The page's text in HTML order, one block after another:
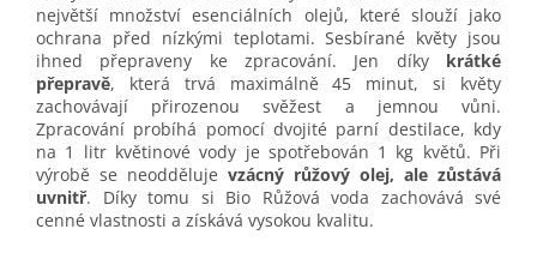
největší množství esenciálních olejů, které slouží jako
ochrana před nízkými teplotami. Sesbírané květy jsou
ihned přepraveny ke zpracování. Jen díky krátké
přepravě, která trvá maximálně 45 minut, si květy
zachovávají přirozenou svěžest a jemnou vůni.
Zpracování probíhá pomocí dvojité parní destilace, kdy
na 1 litr květinové vody je spotřebován 1 kg květů. Při
výrobě se neodděluje vzácný růžový olej, ale zůstává
uvnitř. Díky tomu si Bio Růžová voda zachovává své
cenné vlastnosti a získává vysokou kvalitu.